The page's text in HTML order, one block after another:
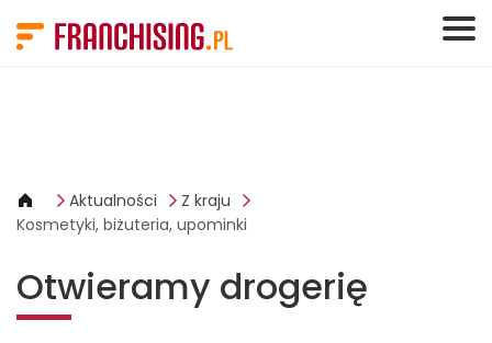
Aktualności
Z kraju
Kosmetyki, biżuteria, upominki
Otwieramy drogerię